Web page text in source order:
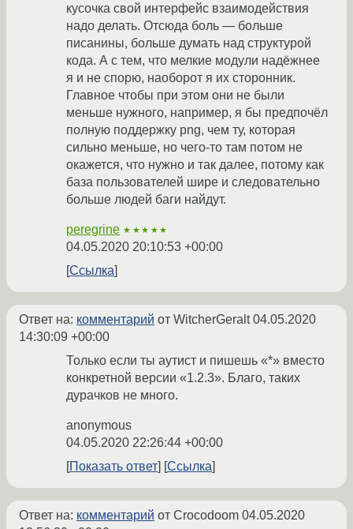
кусочка свой интерфейс взаимодействия
надо делать. Отсюда боль — больше
писанины, больше думать над структурой
кода. А с тем, что мелкие модули надёжнее
я и не спорю, наоборот я их сторонник.
Главное чтобы при этом они не были
меньше нужного, например, я бы предпочёл
полную поддержку png, чем ту, которая
сильно меньше, но чего-то там потом не
окажется, что нужно и так далее, потому как
база пользователей шире и следовательно
больше людей баги найдут.
peregrine ★★★★★
04.05.2020 20:10:53 +00:00
Ссылка
Ответ на: комментарий от WitcherGeralt04.05.2020
14:30:09 +00:00
Только если ты аутист и пишешь «*» вместо
конкретной версии «1.2.3». Благо, таких
дурачков не много.
anonymous
04.05.2020 22:26:44 +00:00
Показать ответ
Ссылка
Ответ на: комментарий от Crocodoom 04.05.2020